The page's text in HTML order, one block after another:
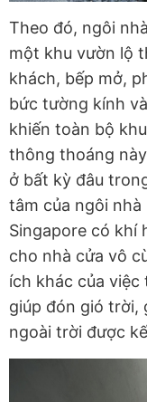
Theo đó, ngôi
một khu vườn lộ
khách, bếp mở,
bức tường kính
khiến toàn bộ
thông thoáng
ở bất kỳ đâu
tâm của ngôi nhà
Singapore có khí
cho nhà cửa vô
ích khác của
giúp đón gió trời,
ngoài trời được